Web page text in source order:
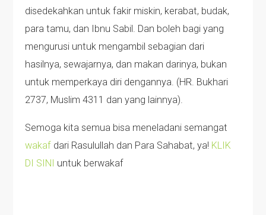
disedekahkan untuk fakir miskin, kerabat, budak,
para tamu, dan Ibnu Sabil. Dan boleh bagi yang
mengurusi untuk mengambil sebagian dari
hasilnya, sewajarnya, dan makan darinya, bukan
untuk memperkaya diri dengannya. (HR. Bukhari
2737, Muslim 4311 dan yang lainnya).
Semoga kita semua bisa meneladani semangat
wakaf dari Rasulullah dan Para Sahabat, ya! KLIK
DI SINI untuk berwakaf